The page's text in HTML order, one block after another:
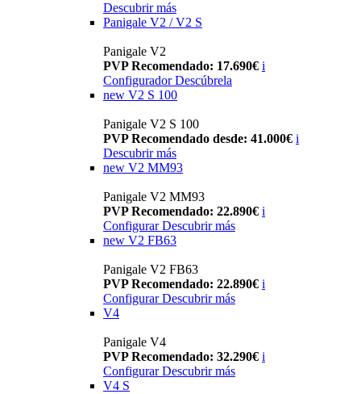
Descubrir más
Panigale V2 / V2 S
Panigale V2
PVP Recomendado: 17.690€ i
Configurador Descúbrela
new V2 S 100
Panigale V2 S 100
PVP Recomendado desde: 41.000€ i
Descubrir más
new V2 MM93
Panigale V2 MM93
PVP Recomendado: 22.890€ i
Configurar Descubrir más
new V2 FB63
Panigale V2 FB63
PVP Recomendado: 22.890€ i
Configurar Descubrir más
V4
Panigale V4
PVP Recomendado: 32.290€ i
Configurar Descubrir más
V4 S